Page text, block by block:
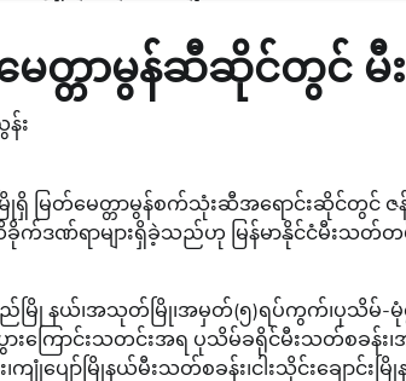
တာမွန်ဆီဆိုင်တွင် မီး
း
မြတ်မေတ္တာမွန်စက်သုံးဆီအရောင်းဆိုင်တွင် ဇ
ခိုက်ဒဏ်ရာများရှိခဲ့သည်ဟု မြန်မာနိုင်ငံမီးသ
ည်မြို နယ်၊အသုတ်မြို၊အမှတ်(၅)ရပ်ကွက်၊ပုသိမ်-မုံ
ားကြောင်းသတင်းအရ ပုသိမ်ခရိုင်မီးသတ်စခန်
ျုံပျော်မြိုနယ်မီးသတ်စခန်း၊ငါးသိုင်းချောင်